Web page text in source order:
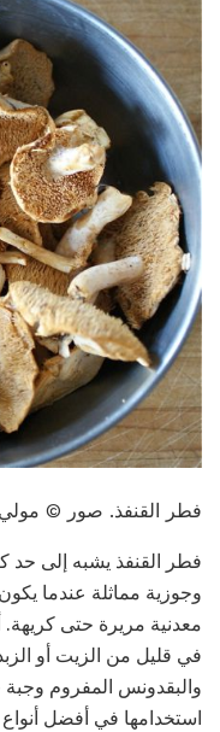
فطر القنفذ. صور ©
فطر القنفذ يشبه إلى حد
وجوزية مماثلة عندما
معدنية مريرة حتى
في قليل من الزيت أو
والبقدونس المفروم وجبة
استخدامها في أفضل أنواع